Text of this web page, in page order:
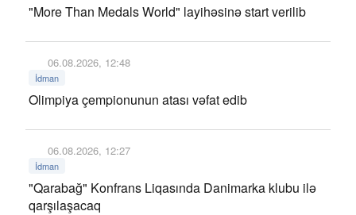
"More Than Medals World" layihəsinə start verilib
06.08.2026, 12:48
İdman
Olimpiya çempionunun atası vəfat edib
06.08.2026, 12:27
İdman
"Qarabağ" Konfrans Liqasında Danimarka klubu ilə
qarşılaşacaq